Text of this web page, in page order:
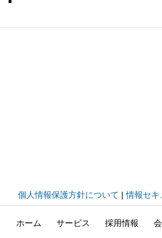
個人情報保護方針について |情報セキ
ホーム サービス 採用情報